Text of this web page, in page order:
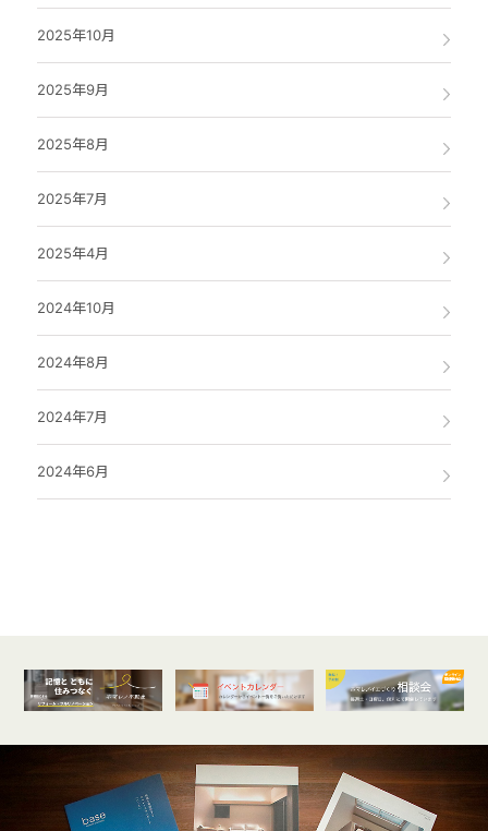
2025年10月
2025年9月
2025年8月
2025年7月
2025年4月
2024年10月
2024年8月
2024年7月
2024年6月
オンライン
開催受付中